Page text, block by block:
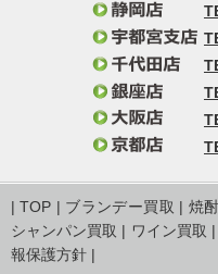
|TOP | ブランデー買取 | 焼
シャンパン買取 | ワイン買取 |
報保護方針 |